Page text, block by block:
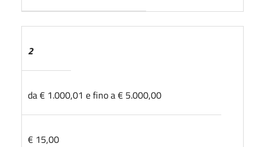
2
da € 1.000,01 e fino a € 5.000,00
€ 15,00